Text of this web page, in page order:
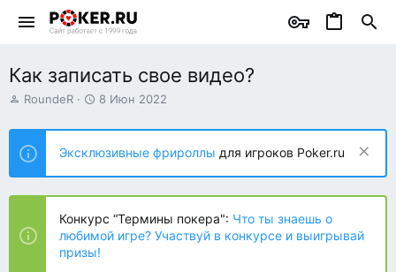
Как записать свое видео?
А
т
о
р
т
е
ы
RoundeR
Д
т
н
а
ч
л
а
8 Июн 2022
Эксклюзивные фрироллы для игроков Poker.ru
Конкурс “Термины покера": Что ты знаешь о
любимой игре? Участвуй в конкурсе и выигрывай
призы!